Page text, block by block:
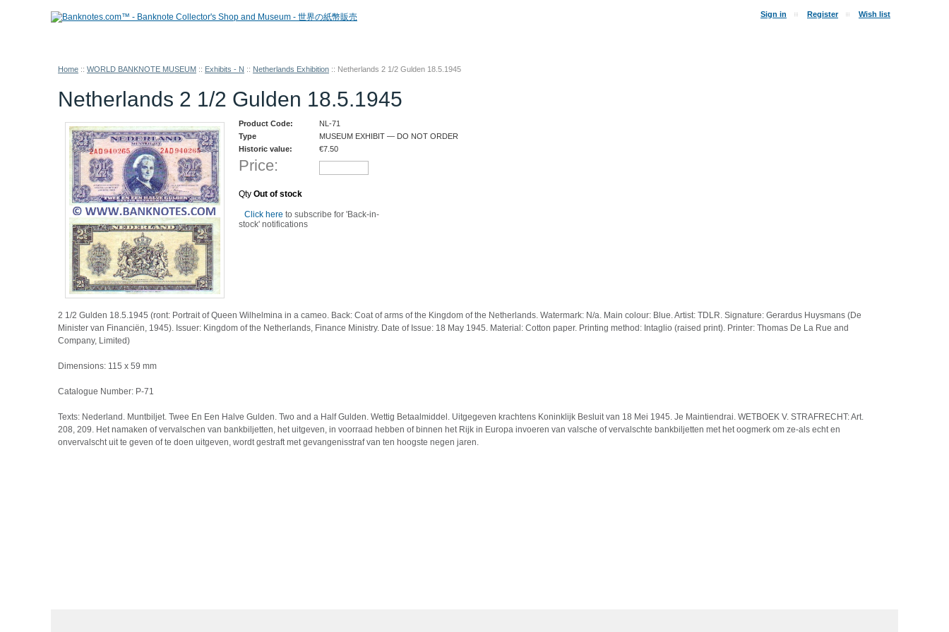
Sign in Register Wish list
Home :: WORLD BANKNOTE MUSEUM :: Exhibits - N :: Netherlands Exhibition :: Netherlands 2 1/2 Gulden 18.5.1945
Netherlands 2 1/2 Gulden 18.5.1945
Product Code:
NL-71
Type
MUSEUM EXHIBIT — DO NOT ORDER
Historic value:
€7.50
Price:
Qty Out of stock
Click here to subscribe for 'Back-in-
stock' notifications
2 1/2 Gulden 18.5.1945 (ront: Portrait of Queen Wilhelmina in a cameo. Back: Coat of arms of the Kingdom of the Netherlands. Watermark: N/a. Main colour: Blue. Artist: TDLR. Signature: Gerardus Huysmans (De
Minister van Financiën, 1945). Issuer: Kingdom of the Netherlands, Finance Ministry. Date of Issue: 18 May 1945. Material: Cotton paper. Printing method: Intaglio (raised print). Printer: Thomas De La Rue and
Company, Limited)
Dimensions: 115 x 59 mm
Catalogue Number: P-71
Texts: Nederland. Muntbiljet. Twee En Een Halve Gulden. Two and a Half Gulden. Wettig Betaalmiddel. Uitgegeven krachtens Koninklijk Besluit van 18 Mei 1945. Je Maintiendrai. WETBOEK V. STRAFRECHT: Art.
208, 209. Het namaken of vervalschen van bankbiljetten, het uitgeven, in voorraad hebben of binnen het Rijk in Europa invoeren van valsche of vervalschte bankbiljetten met het oogmerk om ze-als echt en
onvervalscht uit te geven of te doen uitgeven, wordt gestraft met gevangenisstraf van ten hoogste negen jaren.